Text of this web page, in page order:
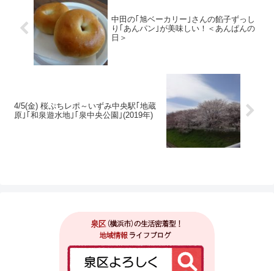
中田の｢旭ベーカリー｣さんの餡子ずっし
り｢あんパン｣が美味しい！＜あんぱんの
日＞
4/5(金) 桜ぷちレポ～いずみ中央駅｢地蔵
原｣｢和泉遊水地｣｢泉中央公園｣(2019年)